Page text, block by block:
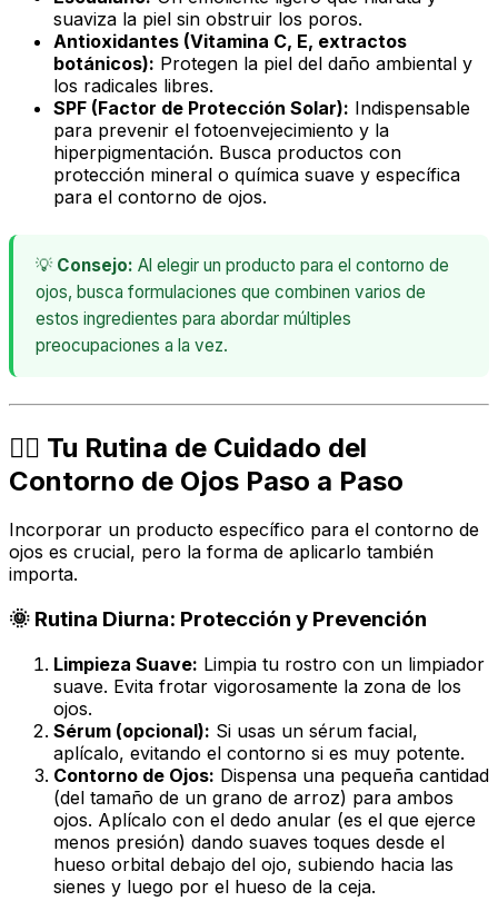
suaviza la piel sin obstruir los poros.
Antioxidantes (Vitamina C, E, extractos
botánicos): Protegen la piel del daño ambiental y
los radicales libres.
SPF (Factor de Protección Solar): Indispensable
para prevenir el fotoenvejecimiento y la
hiperpigmentación. Busca productos con
protección mineral o química suave y específica
para el contorno de ojos.
💡 Consejo: Al elegir un producto para el contorno de
ojos, busca formulaciones que combinen varios de
estos ingredientes para abordar múltiples
preocupaciones a la vez.
💆‍♀️ Tu Rutina de Cuidado del
Contorno de Ojos Paso a Paso
Incorporar un producto específico para el contorno de
ojos es crucial, pero la forma de aplicarlo también
importa.
🌞 Rutina Diurna: Protección y Prevención
Limpieza Suave: Limpia tu rostro con un limpiador
suave. Evita frotar vigorosamente la zona de los
ojos.
Sérum (opcional): Si usas un sérum facial,
aplícalo, evitando el contorno si es muy potente.
Contorno de Ojos: Dispensa una pequeña cantidad
(del tamaño de un grano de arroz) para ambos
ojos. Aplícalo con el dedo anular (es el que ejerce
menos presión) dando suaves toques desde el
hueso orbital debajo del ojo, subiendo hacia las
sienes y luego por el hueso de la ceja.